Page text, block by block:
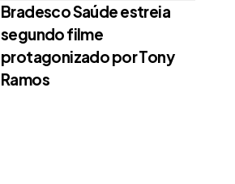
Bradesco Saúde estreia
segundo filme
protagonizado por Tony
Ramos